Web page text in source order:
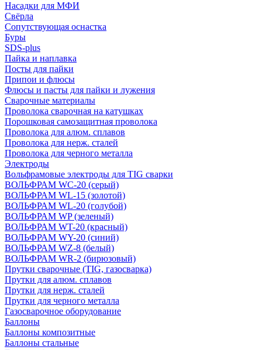
Насадки для МФИ
Свёрла
Сопутствующая оснастка
Буры
SDS-plus
Пайка и наплавка
Посты для пайки
Припои и флюсы
Флюсы и пасты для пайки и лужения
Сварочные материалы
Проволока сварочная на катушках
Порошковая самозащитная проволока
Проволока для алюм. сплавов
Проволока для нерж. сталей
Проволока для черного металла
Электроды
Вольфрамовые электроды для TIG сварки
ВОЛЬФРАМ WC-20 (серый)
ВОЛЬФРАМ WL-15 (золотой)
ВОЛЬФРАМ WL-20 (голубой)
ВОЛЬФРАМ WP (зеленый)
ВОЛЬФРАМ WT-20 (красный)
ВОЛЬФРАМ WY-20 (синий)
ВОЛЬФРАМ WZ-8 (белый)
ВОЛЬФРАМ WR-2 (бирюзовый)
Прутки сварочные (TIG, газосварка)
Прутки для алюм. сплавов
Прутки для нерж. сталей
Прутки для черного металла
Газосварочное оборудование
Баллоны
Баллоны композитные
Баллоны стальные